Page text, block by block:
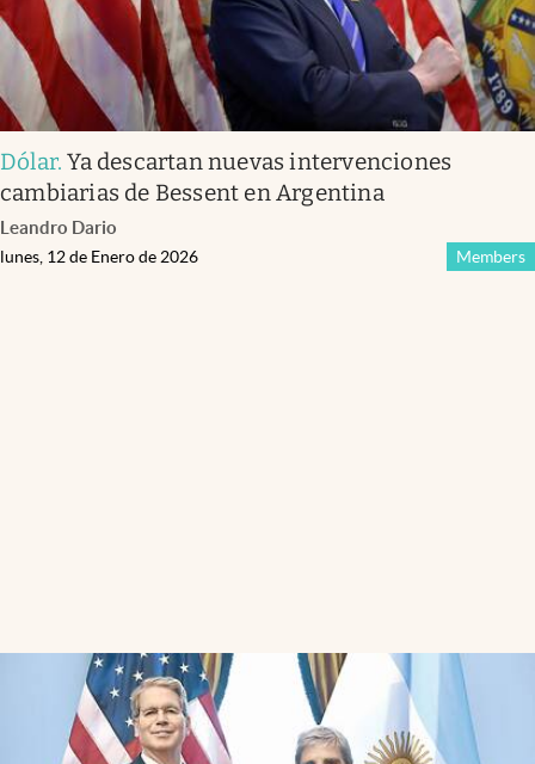
Dólar.Ya descartan nuevas intervenciones
cambiarias de Bessent en Argentina
Leandro Dario
Members
lunes, 12 de Enero de 2026